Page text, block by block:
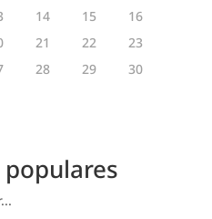
14 15
16
21 22
23
28 29
30